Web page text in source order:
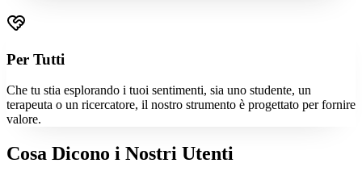
Per Tutti
Che tu stia esplorando i tuoi sentimenti, sia uno studente, un
terapeuta o un ricercatore, il nostro strumento è progettato per fornire
valore.
Cosa Dicono i Nostri Utenti